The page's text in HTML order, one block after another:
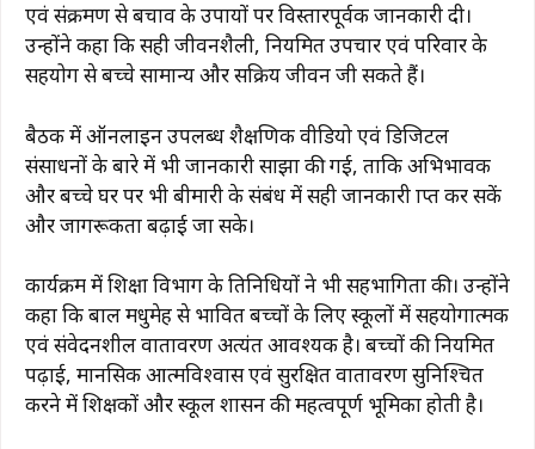
एवं संक्रमण से बचाव के उपायों पर विस्तारपूर्वक जानकारी दी।
उन्होंने कहा कि सही जीवनशैली, नियमित उपचार एवं परिवार के
सहयोग से बच्चे सामान्य और सक्रिय जीवन जी सकते हैं।
बैठक में ऑनलाइन उपलब्ध शैक्षणिक वीडियो एवं डिजिटल
संसाधनों के बारे में भी जानकारी साझा की गई, ताकि अभिभावक
और बच्चे घर पर भी बीमारी के संबंध में सही जानकारी प्राप्त कर सकें
और जागरूकता बढ़ाई जा सके।
कार्यक्रम में शिक्षा विभाग के प्रतिनिधियों ने भी सहभागिता की। उन्होंने
कहा कि बाल मधुमेह से प्रभावित बच्चों के लिए स्कूलों में सहयोगात्मक
एवं संवेदनशील वातावरण अत्यंत आवश्यक है। बच्चों की नियमित
पढ़ाई, मानसिक आत्मविश्वास एवं सुरक्षित वातावरण सुनिश्चित
करने में शिक्षकों और स्कूल प्रशासन की महत्वपूर्ण भूमिका होती है।